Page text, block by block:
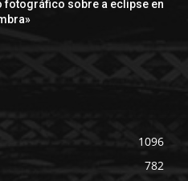
fotográfico sobre a eclipse en
1096
782